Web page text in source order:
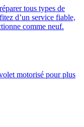
tous types de
d’un service fiable,
comme neuf.
motorisé pour plus